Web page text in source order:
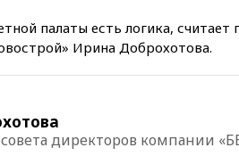
палаты есть логика,
Ирина Доброхотова.
директоров компании